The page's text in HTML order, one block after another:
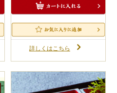
詳しくはこちら